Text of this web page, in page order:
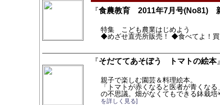
『食農教育 2011年7月号(No81)
特集 こども農業はじめよう
◆めざせ直売所販売！ ◆食べてよ！
『そだててあそぼう トマトの絵本
親子で楽しむ園芸＆料理絵本。
「トマトが赤くなると医者が青くな
の不思議。畑がなくてもできる鉢栽
を詳しく見る]